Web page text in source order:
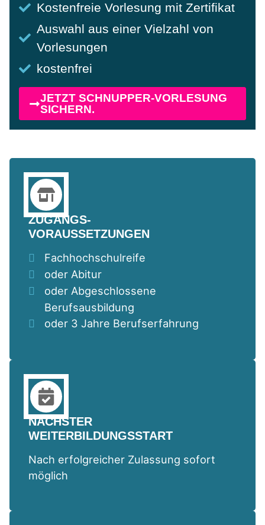
Kostenfreie Vorlesung mit Zertifikat
Auswahl aus einer Vielzahl von
Vorlesungen
kostenfrei
JETZT SCHNUPPER-VORLESUNG
SICHERN.
ZUGANGS-
VORAUSSETZUNGEN
Fachhochschulreife
oder Abitur
oder Abgeschlossene
Berufsausbildung
oder 3 Jahre Berufserfahrung
NÄCHSTER
WEITERBILDUNGSSTART
Nach erfolgreicher Zulassung sofort
möglich